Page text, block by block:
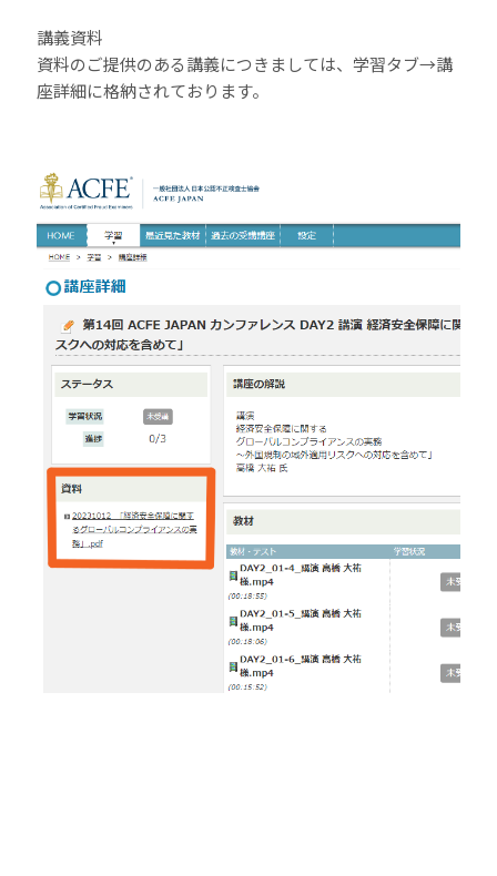
講義資料
資料のご提供のある講義につきましては、学習タブ→講
座詳細に格納されております。